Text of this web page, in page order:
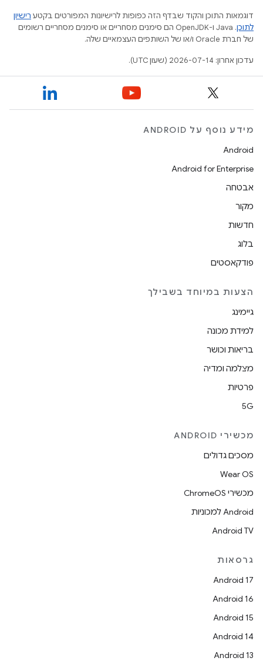
דוגמאות התוכן והקוד שבדף הזה כפופות לרישיונות המפורטים בקטע רישיון
לתוכן
.‏ Java ו-OpenJDK הם סימנים מסחריים או סימנים מסחריים רשומים
של חברת Oracle ו/או של השותפים העצמאיים שלה.
עדכון אחרון: 2026-07-14 (שעון UTC).
מידע נוסף על ANDROID
Android
Android for Enterprise
אבטחה
מקור
חדשות
בלוג
פודקאסטים
הצעות במיוחד בשבילך
גיימינג
למידת מכונה
בריאות וכושר
מצלמה ומדיה
פרטיות
5G
מכשירי ANDROID
מסכים גדולים
Wear OS
מכשירי ChromeOS
Android למכוניות
Android TV
גרסאות
Android 17
Android 16
Android 15
Android 14
Android 13